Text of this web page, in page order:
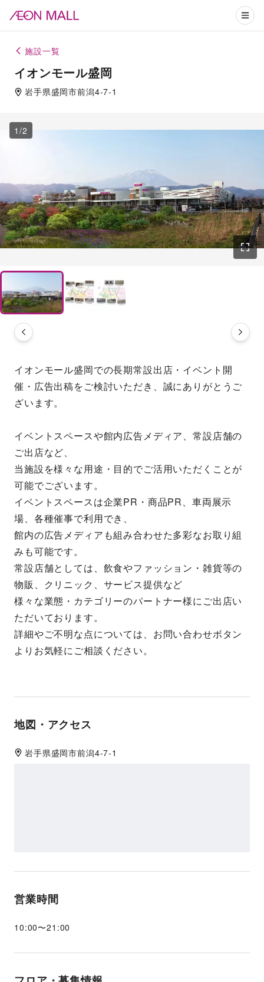
施設一覧
イオンモール盛岡
岩手県盛岡市前潟4-7-1
1 /2
イオンモール盛岡での長期常設出店・イベント開
催・広告出稿をご検討いただき、誠にありがとうご
ざいます。
イベントスペースや館内広告メディア、常設店舗の
ご出店など、
当施設を様々な用途・目的でご活用いただくことが
可能でございます。
イベントスペースは企業PR・商品PR、車両展示
場、各種催事で利用でき、
館内の広告メディアも組み合わせた多彩なお取り組
みも可能です。
常設店舗としては、飲食やファッション・雑貨等の
物販、クリニック、サービス提供など
様々な業態・カテゴリーのパートナー様にご出店い
ただいております。
詳細やご不明な点については、お問い合わせボタン
よりお気軽にご相談ください。
地図・アクセス
岩手県盛岡市前潟4-7-1
営業時間
10:00〜21:00